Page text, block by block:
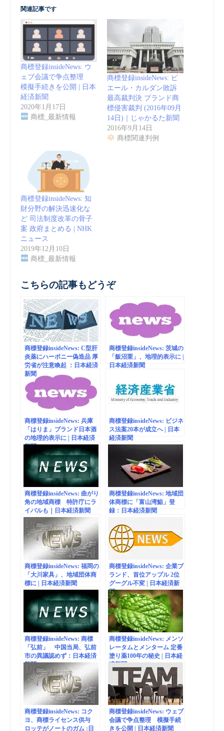
関連記事です
商標登録insideNews: ウ
ェブ会議で争点整理
模擬手続きを公開 | 日本
経済新聞
2020年1月17日
商標_最新情報
商標登録insideNews: ピ
エール・カルダン敗訴
最高裁判決 ブランド商
標侵害裁判 (2016年09月
14日)｜じゃかるた新聞
2016年9月14日
商標関連判例
商標登録insideNews: 知
財分野の解決迅速化な
ど 司法制度改革の骨子
案 政府まとめる | NHK
ニュース
2019年12月10日
商標_最新情報
こちらの記事もどうぞ
商標登録insideNews: C型肝
炎薬にハーボニー偽造品 厚
労省が注意喚起 ：日本経済
新聞
商標登録insideNews: 茨城の
「飯沼栗」、地理的表示に |
日本経済新聞
商標登録insideNews: 兵庫
「はりま」ブランド日本酒
の地理的表示に | 日本経済
新聞
商標登録insideNews: ビジネ
ス法案20本が成立へ | 日本
経済新聞
商標登録insideNews: 曲がり
角の地域商標 特許庁にラ
イバルも｜日本経済新聞
商標登録insideNews: 地域団
体商標に「富山湾鮨」登
録：日本経済新聞
商標登録insideNews: 福岡の
「大川家具」、地域団体商
標に | 日本経済新聞
商標登録insideNews: 企業ブ
ランド、首位アップル 2位
グーグル不変 | 日本経済新
聞
商標登録insideNews: 商標
「弘前」 中国当局、弘前
市の異議認めず：日本経済
新聞
商標登録insideNews: メンソ
レータムとメンターム 定番
塗り薬100年の秘史 | 日本経
済新聞
商標登録insideNews: コク
ヨ、商標ライセンス供与
ロッテがノートのガム :日
商標登録insideNews: ウェブ
会議で争点整理 模擬手続
きを公開 | 日本経済新聞